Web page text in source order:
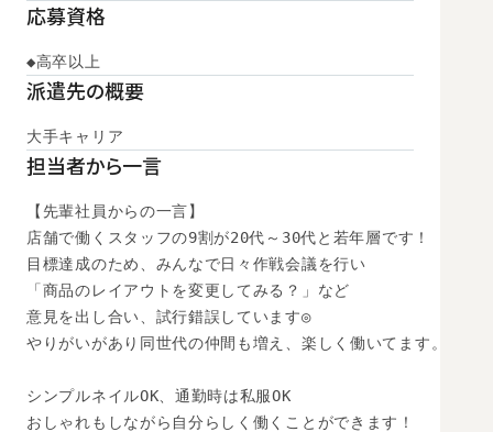
応募資格
◆高卒以上
派遣先の概要
大手キャリア
担当者から一言
【先輩社員からの一言】
店舗で働くスタッフの9割が20代～30代と若年層です！
目標達成のため、みんなで日々作戦会議を行い
「商品のレイアウトを変更してみる？」など
意見を出し合い、試行錯誤しています◎
やりがいがあり同世代の仲間も増え、楽しく働いてます。
シンプルネイルOK、通勤時は私服OK
おしゃれもしながら自分らしく働くことができます！